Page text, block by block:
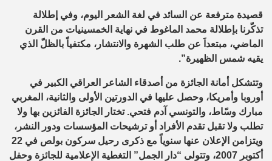
قصيدة مترفعة عن السائد في لغة الشعر اليوم، وفي إطلالة
تذكّرنا بإطلالة محمد الماغوط في نهاية الخمسينيات من القرن
الماضي، مبتعداَ عن طلب الشهرة والانتشار، مكتفياً بالظلّ الذي
يقيه شمس الظهيرة”.
وتتشكل أمانة الجائزة من أصدقاء الشاعر العراقي الكبير في
أوروبا وأمريكا، وحصل عليها في الدورتين الأولى والثانية، المغربي
مبارك وسّاط، والتونسي آدم فتحي. تختار الجائزة الفائزين بها ولا
تطلب ولا تقبل تقدم الأفراد أو ترشيحات المؤسسات ودور النشر،
ويتزامن الإعلان عنها سنوياً مع ذكرى رحيل سركون بولص في 22
أكتوبر 2007، وتتولى “دار الجمل” التغطية الإعلامية للجائزة وحفل